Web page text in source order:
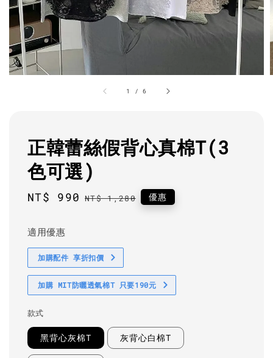
1 /6
正韓蕾絲假背心真棉T(3
色可選)
Sale
NT$ 990 Regular
NT$ 1,280 優惠
適用優惠
加購配件 享折扣價
加購 MIT防曬透氣棉T 只要190元
款式
黑背心灰棉T 灰背心白棉T